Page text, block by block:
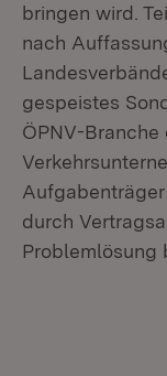
bringen wird.
nach
gespeistes
ÖPNV-
durch
Problemlösung